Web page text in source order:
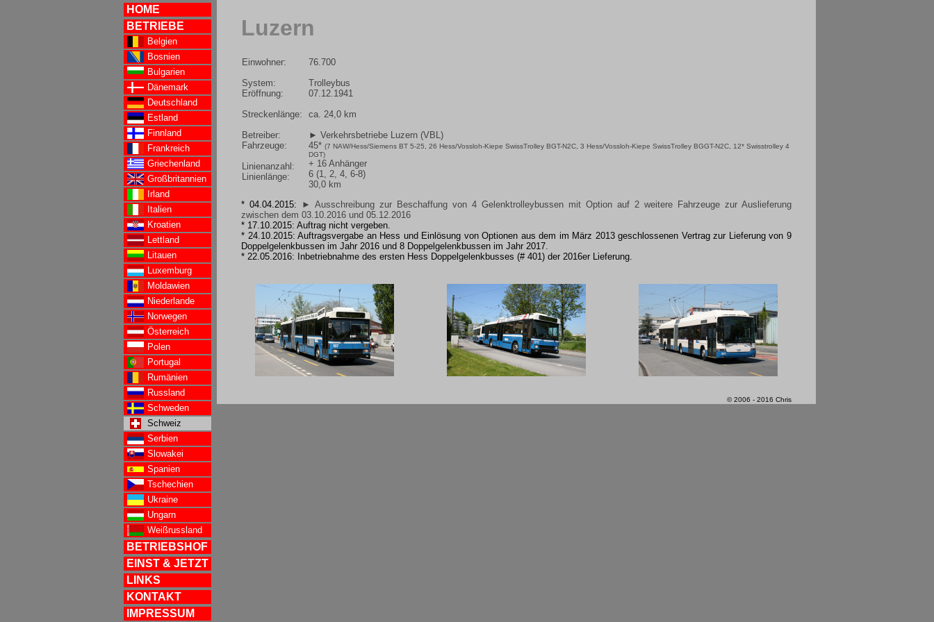
HOME
BETRIEBE
Belgien
Bosnien
Bulgarien
Dänemark
Deutschland
Estland
Finnland
Frankreich
Griechenland
Großbritannien
Irland
Italien
Kroatien
Lettland
Litauen
Luxemburg
Moldawien
Niederlande
Norwegen
Österreich
Polen
Portugal
Rumänien
Russland
Schweden
Schweiz
Serbien
Slowakei
Spanien
Tschechien
Ukraine
Ungarn
Weißrussland
BETRIEBSHOF
EINST & JETZT
LINKS
KONTAKT
IMPRESSUM
Luzern
Einwohner:
System:
Eröffnung:
Streckenlänge:
Betreiber:
Fahrzeuge:
Linienanzahl:
Linienlänge:
76.700
Trolleybus
07.12.1941
ca. 24,0 km
► Verkehrsbetriebe Luzern (VBL)
45* (7 NAW/Hess/Siemens BT 5-25, 26 Hess/Vossloh-Kiepe SwissTrolley BGT-N2C, 3 Hess/Vossloh-Kiepe SwissTrolley BGGT-N2C, 12* Swisstrolley 4
DGT)
+ 16 Anhänger
6 (1, 2, 4, 6-8)
30,0 km
* 04.04.2015:
► Ausschreibung zur Beschaffung von 4 Gelenktrolleybussen mit Option auf 2 weitere Fahrzeuge zur Auslieferung
zwischen dem 03.10.2016 und 05.12.2016
* 17.10.2015: Auftrag nicht vergeben.
* 24.10.2015: Auftragsvergabe an Hess und Einlösung von Optionen aus dem im März 2013 geschlossenen Vertrag zur Lieferung von 9
Doppelgelenkbussen im Jahr 2016 und 8 Doppelgelenkbussen im Jahr 2017.
* 22.05.2016: Inbetriebnahme des ersten Hess Doppelgelenkbusses (# 401) der 2016er Lieferung.
© 2006 - 2016 Chris